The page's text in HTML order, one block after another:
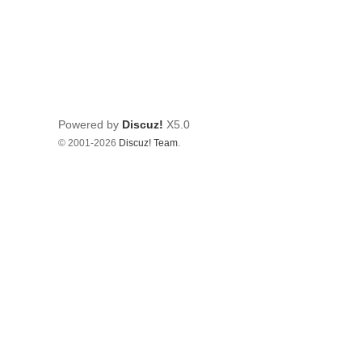
Powered by Discuz! X5.0
© 2001-2026 Discuz! Team